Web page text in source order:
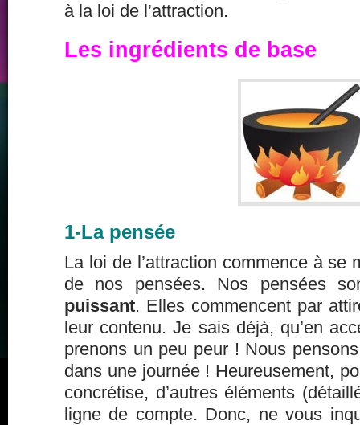
à la loi de l’attraction.
Les ingrédients de base
1-La pensée
La loi de l’attraction commence à se
de nos pensées. Nos pensées
puissant. Elles commencent par
leur contenu. Je sais déjà, qu’en
prenons un peu peur ! Nous
dans une journée ! Heureusement,
concrétise, d’autres éléments
ligne de compte. Donc, ne vous